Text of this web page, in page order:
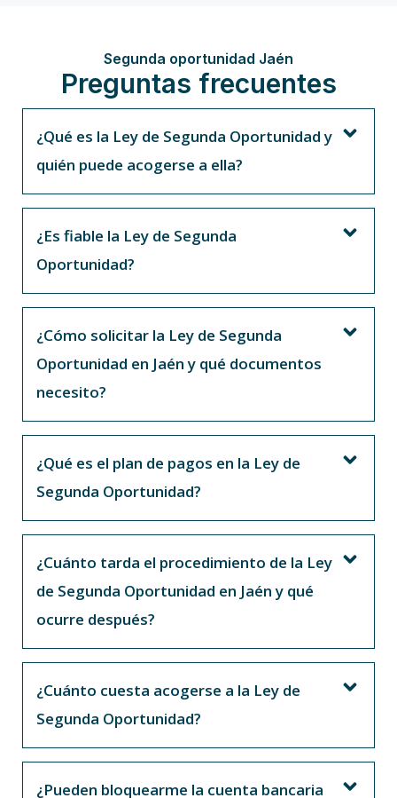
Segunda oportunidad Jaén
Preguntas frecuentes
¿Qué es la Ley de Segunda Oportunidad y
quién puede acogerse a ella?
¿Es fiable la Ley de Segunda
Oportunidad?
¿Cómo solicitar la Ley de Segunda
Oportunidad en Jaén y qué documentos
necesito?
¿Qué es el plan de pagos en la Ley de
Segunda Oportunidad?
¿Cuánto tarda el procedimiento de la Ley
de Segunda Oportunidad en Jaén y qué
ocurre después?
¿Cuánto cuesta acogerse a la Ley de
Segunda Oportunidad?
¿Pueden bloquearme la cuenta bancaria